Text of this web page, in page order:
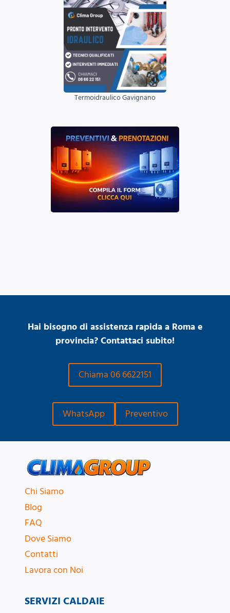
Termoidraulico Gavignano
Hai bisogno di assistenza rapida a Roma e
provincia? Contattaci subito!
Chiama 06 6622151
WhatsApp Preventivo
Chi Siamo
Blog
FAQ
Dove Siamo
Contatti
Lavora con Noi
SERVIZI CALDAIE